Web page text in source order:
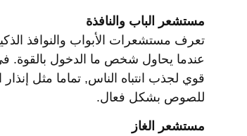
مستشعر الباب والنافذة
تعرف مستشعرات الأبواب والنوافذ
عندما يحاول شخص ما الدخول بالقوة.
قوي لجذب انتباه الناس, تماما مثل
للصوص بشكل فعال.
مستشعر الغاز